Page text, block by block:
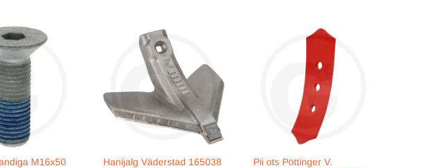
M16x50
Hanijalg Väderstad 165038
Pii ots Pöttinger V.